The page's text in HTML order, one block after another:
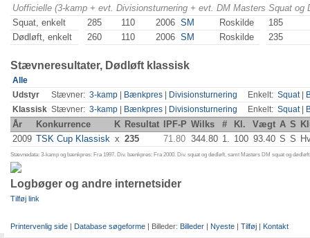
Uofficielle (3-kamp + evt. Divisionsturnering + evt. DM Masters Squat
Squat, enkelt
285 110 2006 SM Roskilde
185
Dødløft, enkelt
260 110 2006 SM Roskilde 235
Stævneresultater, Dødløft klassisk
Alle
Udstyr
Stævner: 3-kamp Bænkpres Divisionsturnering Enkelt: Squat|
Klassisk Stævner: 3-kamp Bænkpres Divisionsturnering Enkelt: Squat|
År Konkurrence K Resultat IPF-P Wilks # Kl. Vægt A S
2009 TSK Cup Klassisk x 235 71.80 344.80 1. 100 93.40 S S
Stævnedata: 3-kamp og bænkpres: Fra 1997. Div. bænkpres: Fra 2000. Div. squat og dødløft, samt Masters DM squat og
Logbøger og andre internetsider
Tilføj link
Printervenlig side | Database søgeforme | Billeder: Billeder | Nyeste | Tilføj | Kontakt